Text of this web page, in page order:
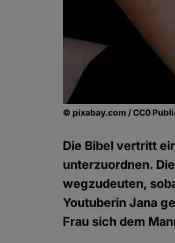
© pixabay.com / CC0
Die Bibel vertritt
unterzuordnen.
wegzudeuten,
Youtuberin Jana
Frau sich dem